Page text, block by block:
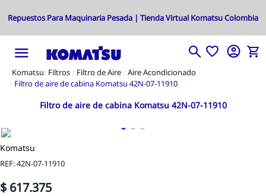
Filtros Filtro de Aire
Aire Acondicionado
Filtro de aire de cabina Komatsu 42N-07-11910
Filtro de aire de cabina Komatsu 42N-07-11910
Komatsu
REF:42N-07-11910
$ 617.375